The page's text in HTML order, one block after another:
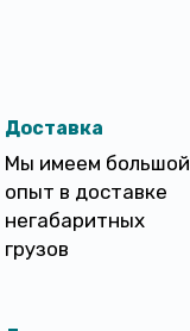
Доставка
Мы имеем большой
опыт в доставке
негабаритных
грузов